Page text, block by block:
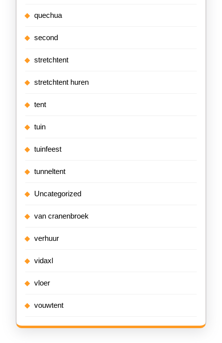
quechua
second
stretchtent
stretchtent huren
tent
tuin
tuinfeest
tunneltent
Uncategorized
van cranenbroek
verhuur
vidaxl
vloer
vouwtent